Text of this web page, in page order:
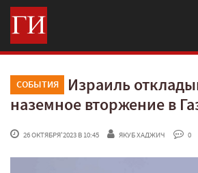
СОБЫТИЯ
Израиль
наземное вторжение в
26 ОКТЯБРЯ'2023 В 10:45 ЯКУБ ХАДЖИЧ 0